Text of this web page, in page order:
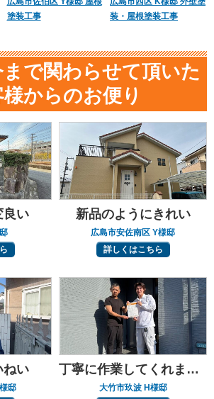
塗装工事
装・屋根塗装工事
で関わらせて頂いた
からのお便り
良い 新品のようにきれい
広島市安佐南区 Y様邸
詳しくはこちら
ねい
邸
丁寧に作業してくれました
大竹市玖波 H様邸